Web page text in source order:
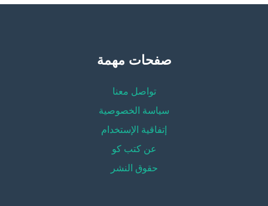
صفحات مهمة
تواصل معنا
سياسة الخصوصية
إتفاقية الإستخدام
عن كتب كو
حقوق النشر